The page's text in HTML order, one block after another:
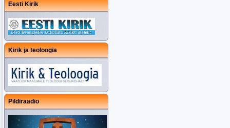
Eesti Kirik
Kirik ja teoloogia
Pildiraadio